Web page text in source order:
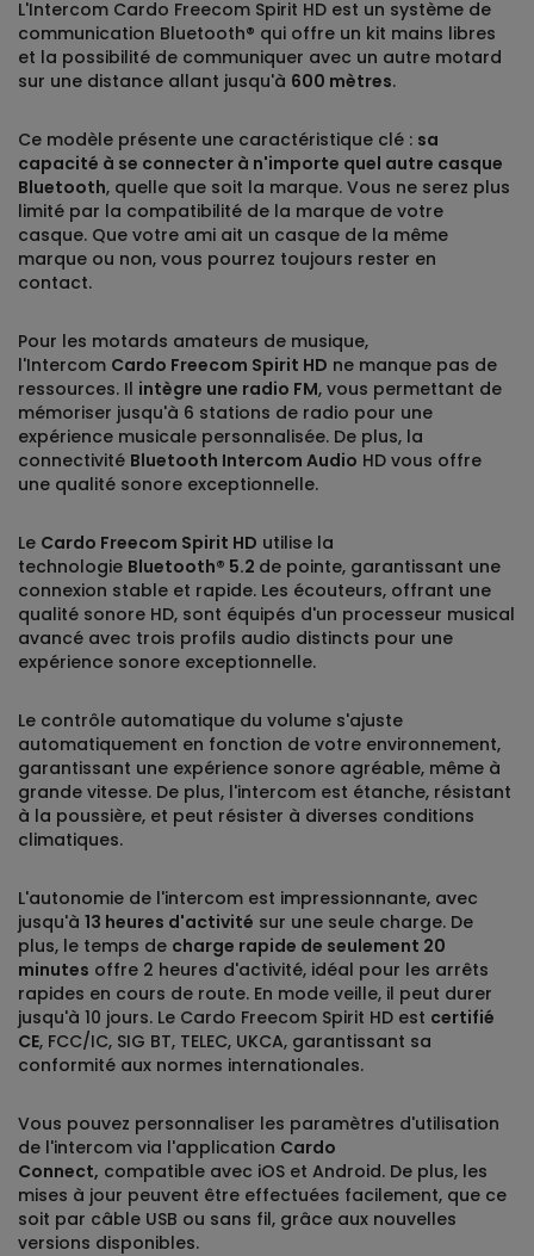
L'Intercom Cardo Freecom Spirit HD est un système de
communication Bluetooth® qui offre un kit mains libres
et la possibilité de communiquer avec un autre motard
sur une distance allant jusqu'à 600 mètres.
Ce modèle présente une caractéristique clé : sa
capacité à se connecter à n'importe quel autre casque
Bluetooth, quelle que soit la marque. Vous ne serez plus
limité par la compatibilité de la marque de votre
casque. Que votre ami ait un casque de la même
marque ou non, vous pourrez toujours rester en
contact.
Pour les motards amateurs de musique,
l'Intercom Cardo Freecom Spirit HD ne manque pas de
ressources. Il intègre une radio FM, vous permettant de
mémoriser jusqu'à 6 stations de radio pour une
expérience musicale personnalisée. De plus, la
connectivité Bluetooth Intercom Audio HD vous offre
une qualité sonore exceptionnelle.
Le Cardo Freecom Spirit HD utilise la
technologie Bluetooth® 5.2 de pointe, garantissant une
connexion stable et rapide. Les écouteurs, offrant une
qualité sonore HD, sont équipés d'un processeur musical
avancé avec trois profils audio distincts pour une
expérience sonore exceptionnelle.
Le contrôle automatique du volume s'ajuste
automatiquement en fonction de votre environnement,
garantissant une expérience sonore agréable, même à
grande vitesse. De plus, l'intercom est étanche, résistant
à la poussière, et peut résister à diverses conditions
climatiques.
L'autonomie de l'intercom est impressionnante, avec
jusqu'à 13 heures d'activité sur une seule charge. De
plus, le temps de charge rapide de seulement 20
minutes offre 2 heures d'activité, idéal pour les arrêts
rapides en cours de route. En mode veille, il peut durer
jusqu'à 10 jours. Le Cardo Freecom Spirit HD est certifié
CE, FCC/IC, SIG BT, TELEC, UKCA, garantissant sa
conformité aux normes internationales.
Vous pouvez personnaliser les paramètres d'utilisation
de l'intercom via l'application Cardo
Connect, compatible avec iOS et Android. De plus, les
mises à jour peuvent être effectuées facilement, que ce
soit par câble USB ou sans fil, grâce aux nouvelles
versions disponibles.